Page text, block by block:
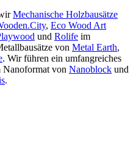
Mechanische Holzbausätze
, Eco Wood Art
und Rolife im
von Metal Earth,
. Wir führen ein umfangreiches
Nanoformat von Nanoblock und
.